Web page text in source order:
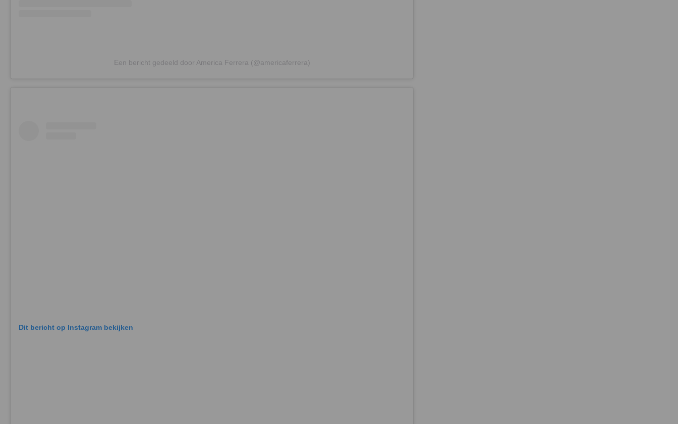
Een bericht gedeeld door America Ferrera (@americaferrera)
Dit bericht op Instagram bekijken